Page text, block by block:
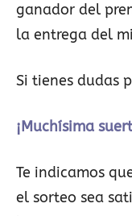
ganador del
la entrega del
Si tienes dudas
¡Muchísima
Te indicamos
el sorteo sea